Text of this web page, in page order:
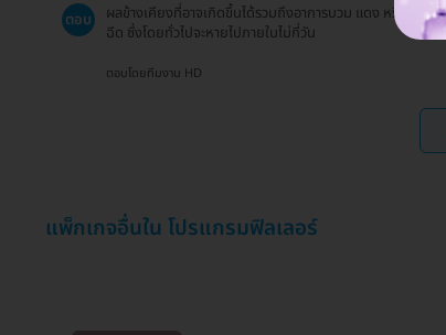
ตอบ
ผลข้างเคียงที่อาจเกิดขึ้นได้รวมถึงอาการบวม แดง หรือช้ำในบริ
ฉีด ซึ่งโดยทั่วไปจะหายไปภายในไม่กี่วัน
ตอบโดยทีมงาน HD
แพ็กเกจอื่นใน โปรแกรมฟิลเลอร์